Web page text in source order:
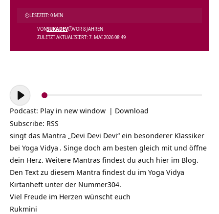
ZULETZT AKTUALISIERT: 7. MAI 2026 08:49
VONSUKADEV VOR 8 JAHREN
LESEZEIT: 0 MIN
Audio-
Player
Podcast: Play in new window | Download
Subscribe: RSS
singt das Mantra „Devi Devi Devi“ ein besonderer Klassiker
bei Yoga Vidya . Singe doch am besten gleich mit und öffne
dein Herz. Weitere Mantras findest du auch hier im Blog.
Den Text zu diesem Mantra findest du im Yoga Vidya
Kirtanheft unter der Nummer304.
Viel Freude im Herzen wünscht euch
Rukmini